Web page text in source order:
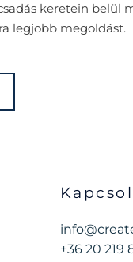
keretein belül
legjobb megoldást.
+36 20 219